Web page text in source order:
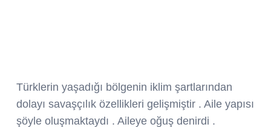
Türklerin yaşadığı bölgenin iklim şartlarından
dolayı savaşçılık özellikleri gelişmiştir . Aile yapısı
şöyle oluşmaktaydı . Aileye oğuş denirdi .